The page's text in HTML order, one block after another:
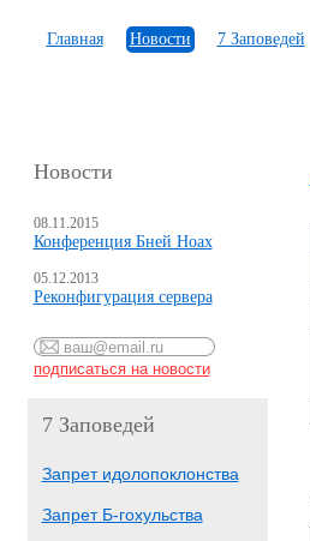
Главная Новости 7 Заповедей
Новости
08.11.2015
Конференция Бней Ноах
05.12.2013
Реконфигурация сервера
7 Заповедей
Запрет идолопоклонства
Запрет Б-гохульства